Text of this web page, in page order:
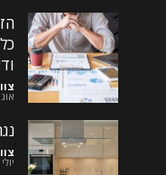
יולי 22, 2026